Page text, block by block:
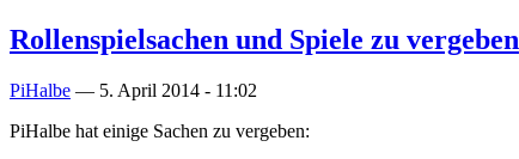
Rollenspielsachen und Spiele zu vergeben
PiHalbe — 5. April 2014 - 11:02
PiHalbe hat einige Sachen zu vergeben: